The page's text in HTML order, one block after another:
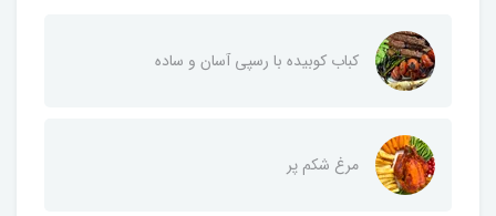
کباب کوبیده با رسپی آسان ‌و ساده
مرغ شکم پر